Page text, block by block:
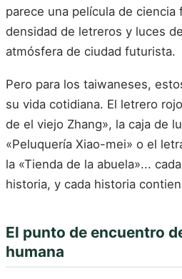
parece una película de ciencia
densidad de letreros y luces
atmósfera de ciudad futurista.
Pero para los taiwaneses,
su vida cotidiana. El letrero
de el viejo Zhang», la caja de
«Peluquería Xiao-mei» o el
la «Tienda de la abuela»...
historia, y cada historia
El punto de encuentro
humana